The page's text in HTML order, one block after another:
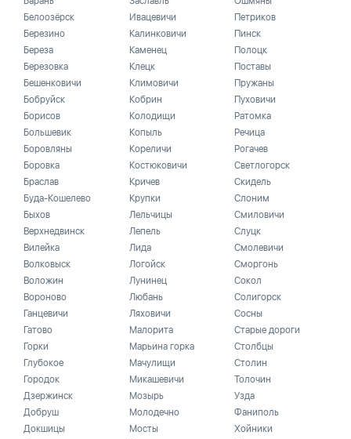
Белоозёрск
Березино
Береза
Березовка
Бешенковичи
Бобруйск
Борисов
Большевик
Боровляны
Боровка
Браслав
Буда-Кошелево
Быхов
Верхнедвинск
Вилейка
Волковыск
Воложин
Вороново
Ганцевичи
Гатово
Горки
Глубокое
Городок
Дзержинск
Добруш
Докшицы
Ивацевичи
Калинковичи
Каменец
Клецк
Климовичи
Кобрин
Колодищи
Копыль
Кореличи
Костюковичи
Кричев
Крупки
Лельчицы
Лепель
Лида
Логойск
Лунинец
Любань
Ляховичи
Малорита
Марьина горка
Мачулищи
Микашевичи
Мозырь
Молодечно
Мосты
Петриков
Пинск
Полоцк
Поставы
Пружаны
Пуховичи
Ратомка
Речица
Рогачев
Светлогорск
Скидель
Слоним
Смиловичи
Слуцк
Смолевичи
Сморгонь
Сокол
Солигорск
Сосны
Старые дороги
Столбцы
Столин
Толочин
Узда
Фаниполь
Хойники